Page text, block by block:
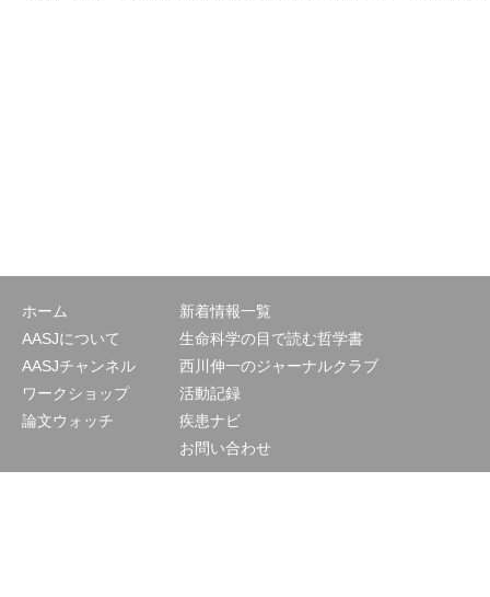
ホーム
AASJについて
AASJチャンネル
ワークショップ
論文ウォッチ
新着情報一覧
生命科学の目で読む哲学書
西川伸一のジャーナルクラブ
活動記録
疾患ナビ
お問い合わせ